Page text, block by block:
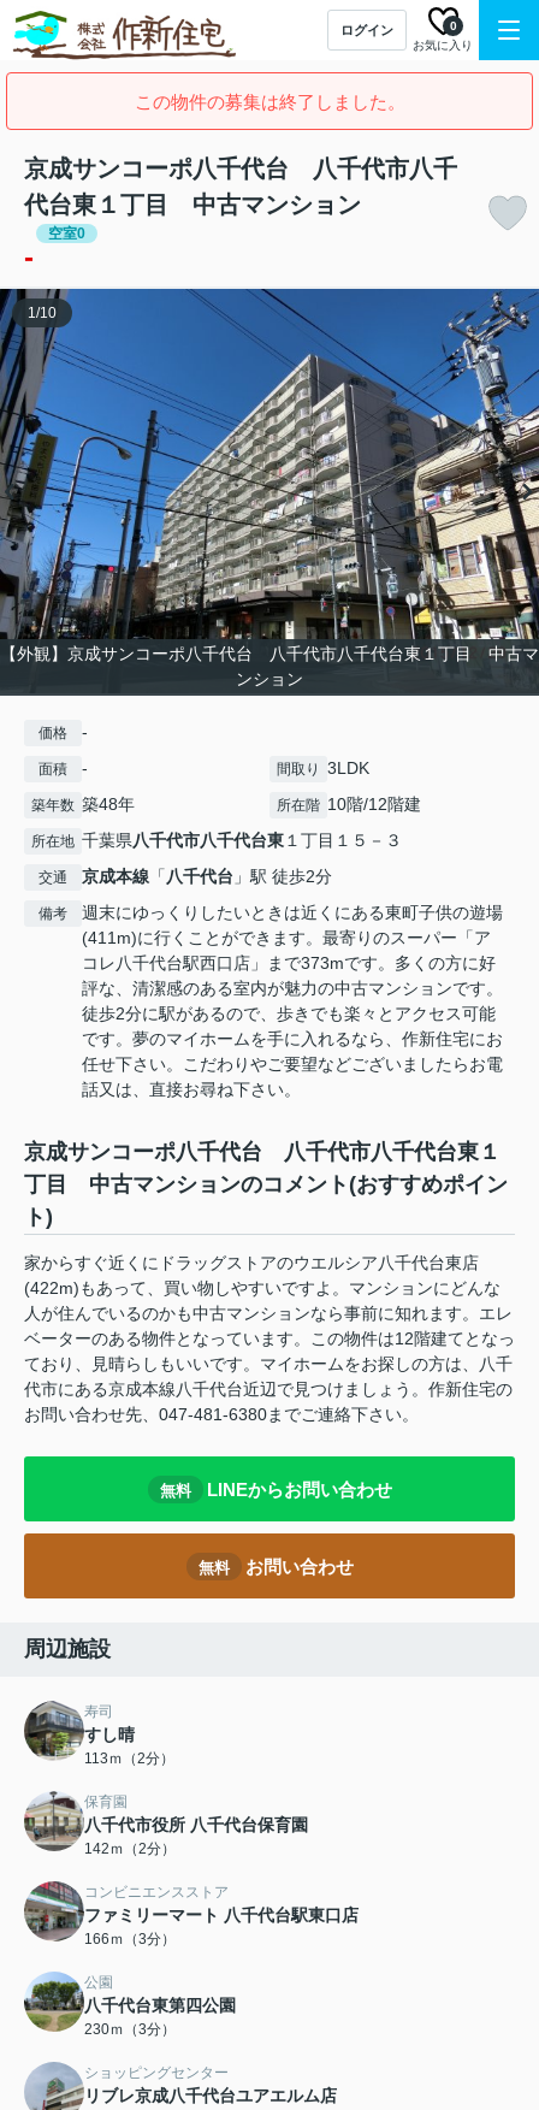
ログイン
お気に入り
0
この物件の募集は終了しました。
京成サンコーポ八千代台 八千代市八千
代台東１丁目 中古マンション
空室0
-
【外観】京成サンコーポ八千代台 八千代市八千代台東１丁目 中古マ
ンション
1/10
価格 -
面積 - 間取り 3LDK
築年数 築48年 所在階 10階/12階建
所在地 千葉県八千代市八千代台東１丁目１５－３
交通 京成本線 「八千代台 」駅 徒歩2分
備考
週末にゆっくりしたいときは近くにある東町子供の遊場
(411m)に行くことができます。最寄りのスーパー「ア
コレ八千代台駅西口店」まで373mです。多くの方に好
評な、清潔感のある室内が魅力の中古マンションです。
徒歩2分に駅があるので、歩きでも楽々とアクセス可能
です。夢のマイホームを手に入れるなら、作新住宅にお
任せ下さい。こだわりやご要望などございましたらお電
話又は、直接お尋ね下さい。
京成サンコーポ八千代台 八千代市八千代台東１
丁目 中古マンションのコメント(おすすめポイン
ト)
家からすぐ近くにドラッグストアのウエルシア八千代台東店
(422m)もあって、買い物しやすいですよ。マンションにどんな
人が住んでいるのかも中古マンションなら事前に知れます。エレ
ベーターのある物件となっています。この物件は12階建てとなっ
ており、見晴らしもいいです。マイホームをお探しの方は、八千
代市にある京成本線八千代台近辺で見つけましょう。作新住宅の
お問い合わせ先、047-481-6380までご連絡下さい。
無料 LINEからお問い合わせ
無料 お問い合わせ
周辺施設
寿司
すし晴
113ｍ（2分）
保育園
八千代市役所 八千代台保育園
142ｍ（2分）
コンビニエンスストア
ファミリーマート 八千代台駅東口店
166ｍ（3分）
公園
八千代台東第四公園
230ｍ（3分）
ショッピングセンター
リブレ京成八千代台ユアエルム店